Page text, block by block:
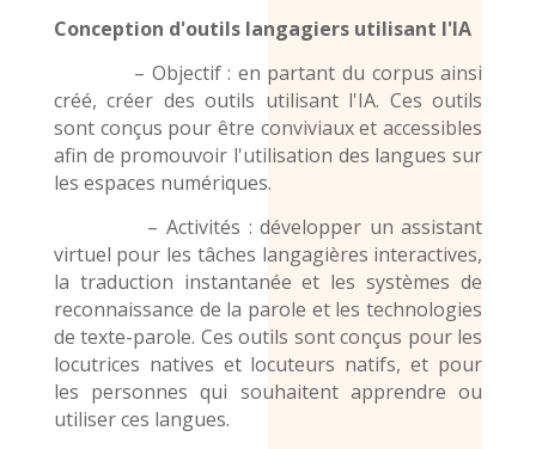
Conception d'outils langagiers utilisant l'IA
– Objectif : en partant du corpus ainsi
créé, créer des outils utilisant l'IA. Ces outils
sont conçus pour être conviviaux et accessibles
afin de promouvoir l'utilisation des langues sur
les espaces numériques.
– Activités : développer un assistant
virtuel pour les tâches langagières interactives,
la traduction instantanée et les systèmes de
reconnaissance de la parole et les technologies
de texte-parole. Ces outils sont conçus pour les
locutrices natives et locuteurs natifs, et pour
les personnes qui souhaitent apprendre ou
utiliser ces langues.